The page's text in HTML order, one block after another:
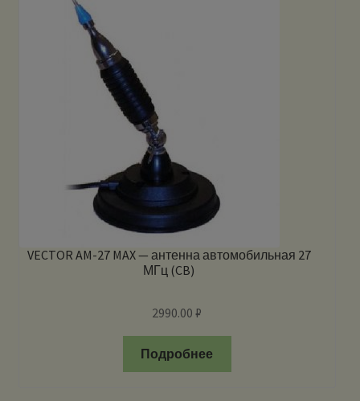
VECTOR AM-27 MAX — антенна автомобильная 27
МГц (CB)
2990.00₽
Подробнее